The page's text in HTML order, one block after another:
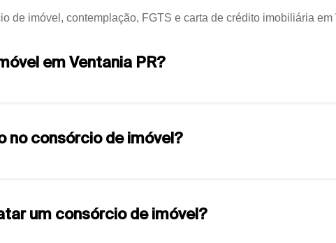
de imóvel, contemplação, FGTS e carta de crédito imobiliária em
em Ventania PR?
no consórcio de imóvel?
um consórcio de imóvel?